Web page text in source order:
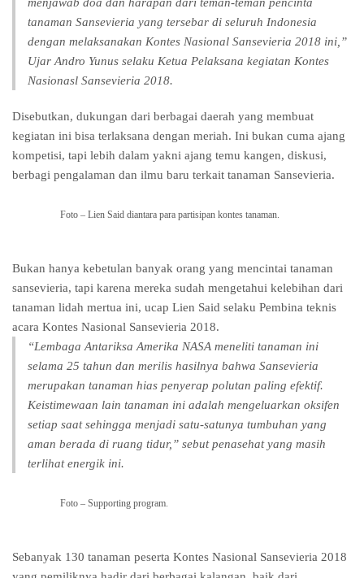
tanaman Sansevieria yang tersebar di seluruh Indonesia
dengan melaksanakan Kontes Nasional Sansevieria 2018 ini,”
Ujar Andro Yunus selaku Ketua Pelaksana kegiatan Kontes
Nasionasl Sansevieria 2018.
Disebutkan, dukungan dari berbagai daerah yang membuat
kegiatan ini bisa terlaksana dengan meriah. Ini bukan cuma ajang
kompetisi, tapi lebih dalam yakni ajang temu kangen, diskusi,
berbagi pengalaman dan ilmu baru terkait tanaman Sansevieria.
Foto – Lien Said diantara para partisipan kontes tanaman.
Bukan hanya kebetulan banyak orang yang mencintai tanaman
sansevieria, tapi karena mereka sudah mengetahui kelebihan dari
tanaman lidah mertua ini, ucap Lien Said selaku Pembina teknis
acara Kontes Nasional Sansevieria 2018.
“Lembaga Antariksa Amerika NASA meneliti tanaman ini
selama 25 tahun dan merilis hasilnya bahwa Sansevieria
merupakan tanaman hias penyerap polutan paling efektif.
Keistimewaan lain tanaman ini adalah mengeluarkan oksifen
setiap saat sehingga menjadi satu-satunya tumbuhan yang
aman berada di ruang tidur,” sebut penasehat yang masih
terlihat energik ini.
Foto – Supporting program.
Sebanyak 130 tanaman peserta Kontes Nasional Sansevieria 2018